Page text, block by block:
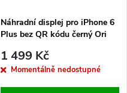
Náhradní displej pro iPhone 6
Plus bez QR kódu černý Ori
1 499 Kč
Momentálně nedostupné